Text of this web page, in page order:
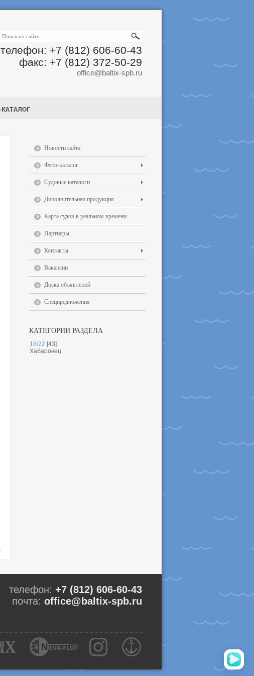
телефон: +7 (812) 606-60-43
факс: +7 (812) 372-50-29
office@baltix-spb.ru
Новости сайта
Фото-каталог
Судовые каталоги
Дополнительная продукция
Карта судов в реальном времени
Партнеры
Контакты
Вакансии
Доска объявлений
Спецпредложения
КАТЕГОРИИ РАЗДЕЛА
18/22 [43]
Хабаровец
телефон: +7 (812) 606-60-43
почта: office@baltix-spb.ru